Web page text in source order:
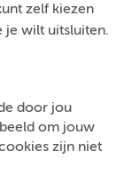
zelf kiezen
je wilt uitsluiten.
door jou
om jouw
zijn niet